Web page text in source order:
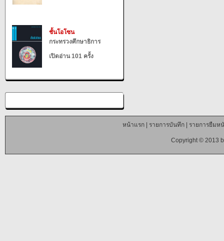
ชั้นโอโซน
กระทรวงศึกษาธิการ
เปิดอ่าน 101 ครั้ง
หน้าแรก| รายการบันทึก| รายการยืมห
Copyright © 2013